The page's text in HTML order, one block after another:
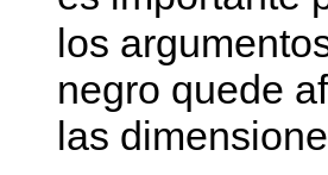
los
negro quede
las